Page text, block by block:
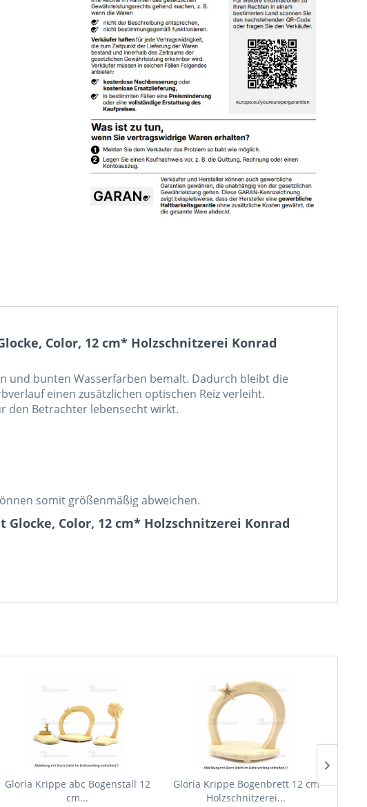
Color, 12 cm* Holzschnitzerei Konrad
und bunten Wasserfarben bemalt. Dadurch bleibt die
einen zusätzlichen optischen Reiz verleiht.
den Betrachter lebensecht wirkt.
somit größenmäßig abweichen.
Color, 12 cm* Holzschnitzerei Konrad
Gloria Krippe abc Bogenstall 12
cm...
Gloria Krippe Bogenbrett 12 cm
Holzschnitzerei...